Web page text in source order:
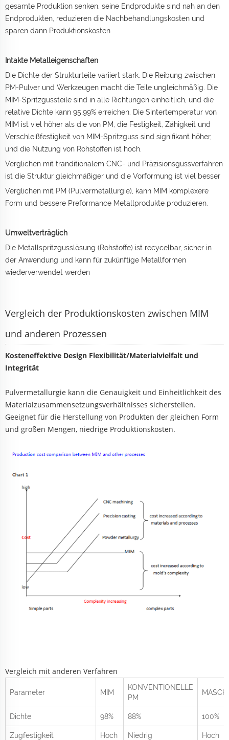
gesamte Produktion senken. seine Endprodukte sind nah an den
Endprodukten, reduzieren die Nachbehandlungskosten und
sparen dann Produktionskosten
Intakte Metalleigenschaften
Die Dichte der Strukturteile variiert stark. Die Reibung zwischen
PM-Pulver und Werkzeugen macht die Teile ungleichmäßig. Die
MIM-Spritzgussteile sind in alle Richtungen einheitlich, und die
relative Dichte kann 95,99% erreichen. Die Sintertemperatur von
MIM ist viel höher als die von PM, die Festigkeit, Zähigkeit und
Verschleißfestigkeit von MIM-Spritzguss sind signifikant höher,
und die Nutzung von Rohstoffen ist hoch.
Verglichen mit tranditionalem CNC- und Präzisionsgussverfahren
ist die Struktur gleichmäßiger und die Vorformung ist viel besser
Verglichen mit PM (Pulvermetallurgie), kann MIM komplexere
Form und bessere Preformance Metallprodukte produzieren.
Umweltverträglich
Die Metallspritzgusslösung (Rohstoffe) ist recycelbar, sicher in
der Anwendung und kann für zukünftige Metallformen
wiederverwendet werden
Vergleich der Produktionskosten zwischen MIM
und anderen Prozessen
Kosteneffektive Design Flexibilität/Materialvielfalt und
Integrität
Pulvermetallurgie kann die Genauigkeit und Einheitlichkeit des
Materialzusammensetzungsverhältnisses sicherstellen.
Geeignet für die Herstellung von Produkten der gleichen Form
und großen Mengen, niedrige Produktionskosten.
Vergleich mit anderen Verfahren
Parameter MIM
KONVENTIONELLE
PM
Dichte 98% 88% 100%
Zugfestigkeit Hoch Niedrig Hoch